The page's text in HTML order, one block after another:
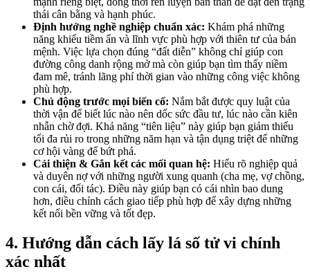
thái cân bằng và hạnh phúc.
Định hướng nghề nghiệp chuẩn xác: Khám phá những
năng khiếu tiềm ẩn và lĩnh vực phù hợp với thiên tư của bản
mệnh. Việc lựa chọn đúng “đất diễn” không chỉ giúp con
đường công danh rộng mở mà còn giúp bạn tìm thấy niềm
đam mê, tránh lãng phí thời gian vào những công việc không
phù hợp.
Chủ động trước mọi biến cố: Nắm bắt được quy luật của
thời vận để biết lúc nào nên dốc sức đầu tư, lúc nào cần kiên
nhẫn chờ đợi. Khả năng “tiên liệu” này giúp bạn giảm thiểu
tối đa rủi ro trong những năm hạn và tận dụng triệt để những
cơ hội vàng để bứt phá.
Cải thiện & Gắn kết các mối quan hệ: Hiểu rõ nghiệp quả
và duyên nợ với những người xung quanh (cha mẹ, vợ chồng,
con cái, đối tác). Điều này giúp bạn có cái nhìn bao dung
hơn, điều chỉnh cách giao tiếp phù hợp để xây dựng những
kết nối bền vững và tốt đẹp.
4. Hướng dẫn cách lấy lá số tử vi chính
xác nhất